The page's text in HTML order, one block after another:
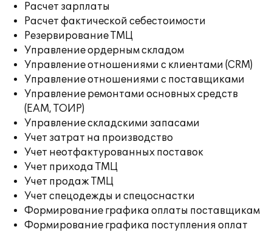
Расчет зарплаты
Расчет фактической себестоимости
Резервирование ТМЦ
Управление ордерным складом
Управление отношениями с клиентами (CRM)
Управление отношениями с поставщиками
Управление ремонтами основных средств
(EAM, ТОИР)
Управление складскими запасами
Учет затрат на производство
Учет неотфактурованных поставок
Учет прихода ТМЦ
Учет продаж ТМЦ
Учет спецодежды и спецоснастки
Формирование графика оплаты поставщикам
Формирование графика поступления оплат